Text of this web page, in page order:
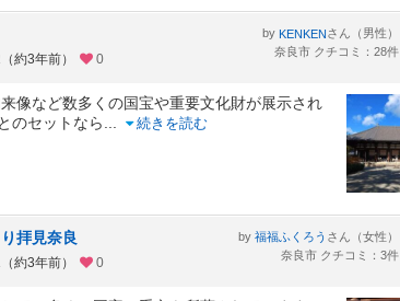
約3年前） 0
by KENKENさん（男性）
奈良市 クチコミ：28件
像など数多くの国宝や重要文化財が展示され
のセットなら
続きを読む
拝見奈良
約3年前） 0
by 福福ふくろう さん（女性）
奈良市 クチコミ：3件